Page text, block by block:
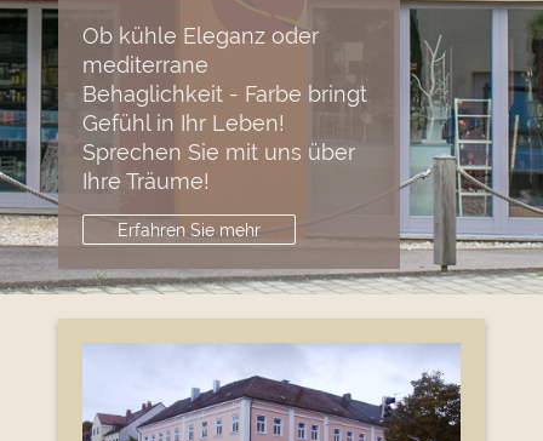
Ob kühle Eleganz oder
mediterrane
Behaglichkeit - Farbe bringt
Gefühl in Ihr Leben!
Sprechen Sie mit uns über
Ihre Träume!
Erfahren Sie mehr